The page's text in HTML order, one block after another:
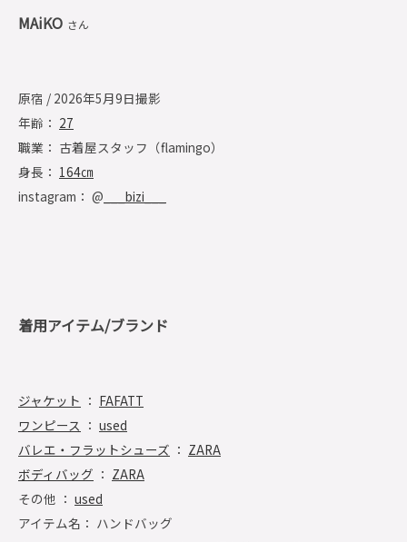
MAiKO さん
原宿 / 2026年5月9日撮影
年齢： 27
職業： 古着屋スタッフ（flamingo）
身長： 164㎝
instagram： @ ___bizi___
着用アイテム/ブランド
ジャケット ： FAFATT
ワンピース ： used
バレエ・フラットシューズ ： ZARA
ボディバッグ ： ZARA
その他 ： used
アイテム名： ハンドバッグ